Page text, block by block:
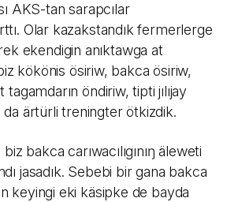
AKS-tan sarapcılar
Olar kazakstandık fermerlerge
ekendigin anıktawga at
biz kökönis ösiriw, bakca ösiriw,
tagamdarın öndiriw, tipti jılıjay
da ärtürli treningter ötkizdik.
biz bakca carıwacılıgınıŋ äleweti
jasadık. Sebebi bir gana bakca
keyingi eki käsipke de bayda